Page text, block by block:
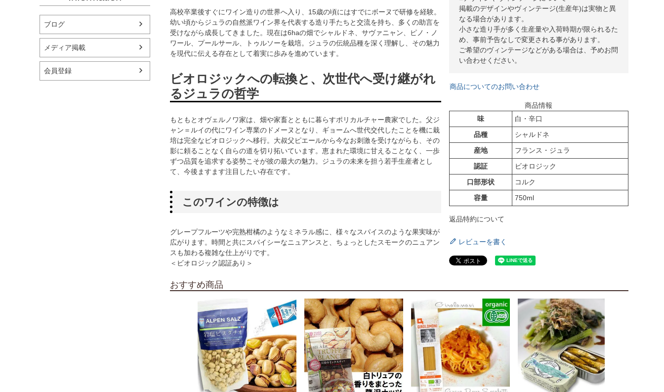
ブログ
メディア掲載
会員登録
高校卒業後すぐにワイン造りの世界へ入り、15歳の頃にはすでにボーヌで研修を経験。
幼い頃からジュラの自然派ワイン界を代表する造り手たちと交流を持ち、多くの助言を
受けながら成長してきました。現在は6haの畑でシャルドネ、サヴァニャン、ピノ・ノ
ワール、プールサール、トゥルソーを栽培。ジュラの伝統品種を深く理解し、その魅力
を現代に伝える存在として着実に歩みを進めています。
ビオロジックへの転換と、次世代へ受け継がれ
るジュラの哲学
もともとオヴェルノワ家は、畑や家畜とともに暮らすポリカルチャー農家でした。父ジ
ャン＝ルイの代にワイン専業のドメーヌとなり、ギョームへ世代交代したことを機に栽
培は完全なビオロジックへ移行。大叔父ピエールから今なお刺激を受けながらも、その
影に頼ることなく自らの道を切り拓いています。恵まれた環境に甘えることなく、一歩
ずつ品質を追求する姿勢こそが彼の最大の魅力。ジュラの未来を担う若手生産者とし
て、今後ますます注目したい存在です。
このワインの特徴は
グレープフルーツや完熟柑橘のようなミネラル感に、様々なスパイスのような果実味が
広がります。時間と共にスパイシーなニュアンスと、ちょっとしたスモークのニュアン
スも加わる複雑な仕上がりです。
＜ビオロジック認証あり＞
掲載のデザインやヴィンテージ(生産年)は実物と異
なる場合があります。
小さな造り手が多く生産量や入荷時期が限られるた
め、事前予告なしで変更される事があります。
ご希望のヴィンテージなどがある場合は、予めお問
い合わせください。
商品についてのお問い合わせ
商品情報
味
白・辛口
品種
シャルドネ
産地
フランス・ジュラ
認証
ビオロジック
口部形状
コルク
容量
750ml
返品特約について
レビューを書く
おすすめ商品